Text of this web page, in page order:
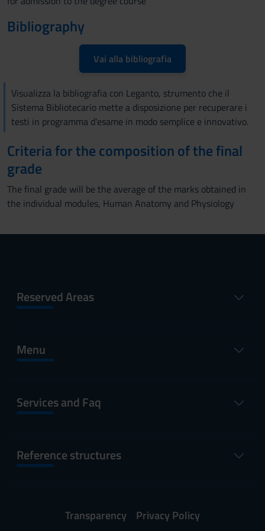
Bibliography
Vai alla bibliografia
Visualizza la bibliografia con Leganto, strumento che il
Sistema Bibliotecario mette a disposizione per recuperare i
testi in programma d'esame in modo semplice e innovativo.
Criteria for the composition of the final
grade
The final grade will be the average of the marks obtained in
the individual modules, Human Anatomy and Physiology
Reserved Areas
Menu
Services and Faq
Reference structures
Transparency
Privacy Policy